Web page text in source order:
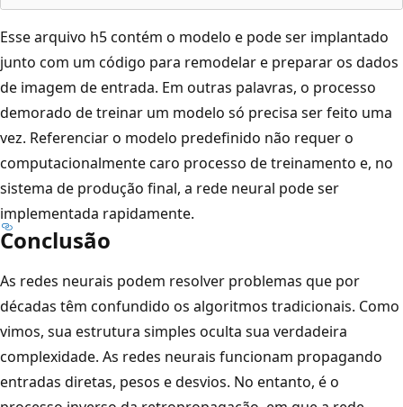
Esse arquivo h5 contém o modelo e pode ser implantado
junto com um código para remodelar e preparar os dados
de imagem de entrada. Em outras palavras, o processo
demorado de treinar um modelo só precisa ser feito uma
vez. Referenciar o modelo predefinido não requer o
computacionalmente caro processo de treinamento e, no
sistema de produção final, a rede neural pode ser
implementada rapidamente.
Conclusão
As redes neurais podem resolver problemas que por
décadas têm confundido os algoritmos tradicionais. Como
vimos, sua estrutura simples oculta sua verdadeira
complexidade. As redes neurais funcionam propagando
entradas diretas, pesos e desvios. No entanto, é o